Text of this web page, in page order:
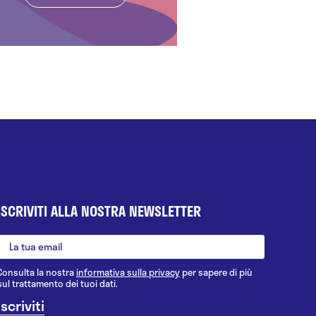
ALLA NOSTRA NEWSLETTER
la nostrainformativa sulla privacy per sapere di più
trattamento dei tuoi dati.